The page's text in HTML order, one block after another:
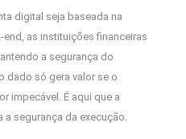
digital seja baseada na
end, as instituições financeiras
a segurança do
dado só gera valor se o
impecável. É aqui que a
segurança da execução.